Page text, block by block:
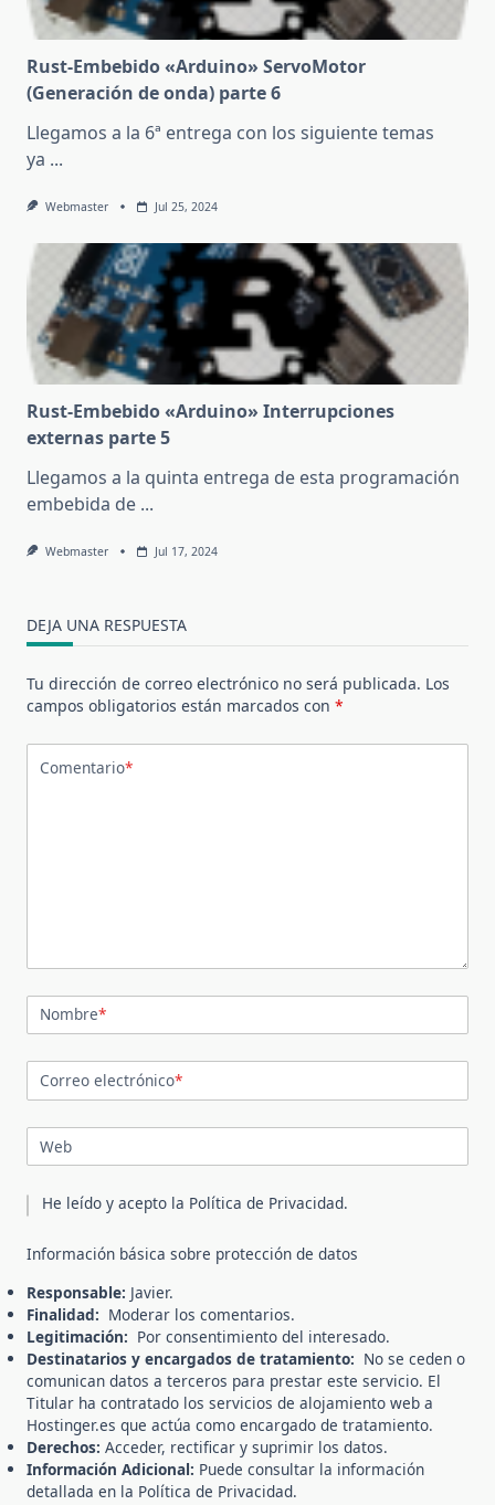
Rust-Embebido «Arduino» ServoMotor
(Generación de onda) parte 6
Llegamos a la 6ª entrega con los siguiente temas
ya ...
Webmaster Jul 25, 2024
Rust-Embebido «Arduino» Interrupciones
externas parte 5
Llegamos a la quinta entrega de esta programación
embebida de ...
Webmaster Jul 17, 2024
DEJA UNA RESPUESTA
Tu dirección de correo electrónico no será publicada. Los
campos obligatorios están marcados con *
Comentario*
Nombre*
Correo electrónico*
Web
He leído y acepto la Política de Privacidad.
Información básica sobre protección de datos
Responsable: Javier.
Finalidad: Moderar los comentarios.
Legitimación: Por consentimiento del interesado.
Destinatarios y encargados de tratamiento: No se ceden o
comunican datos a terceros para prestar este servicio. El
Titular ha contratado los servicios de alojamiento web a
Hostinger.es que actúa como encargado de tratamiento.
Derechos: Acceder, rectificar y suprimir los datos.
Información Adicional: Puede consultar la información
detallada en la Política de Privacidad.